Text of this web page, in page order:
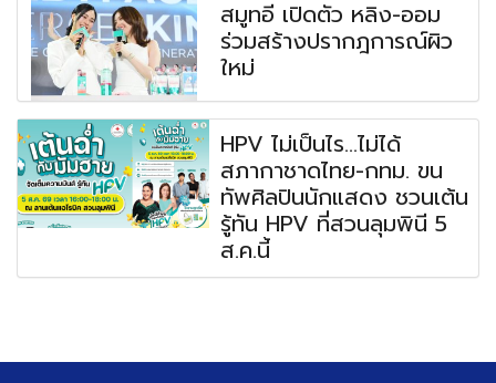
สมูทอี เปิดตัว หลิง-ออม
ร่วมสร้างปรากฎการณ์ผิว
ใหม่
HPV ไม่เป็นไร...ไม่ได้
สภากาชาดไทย-กทม. ขน
ทัพศิลปินนักแสดง ชวนเต้น
รู้ทัน HPV ที่สวนลุมพินี 5
ส.ค.นี้